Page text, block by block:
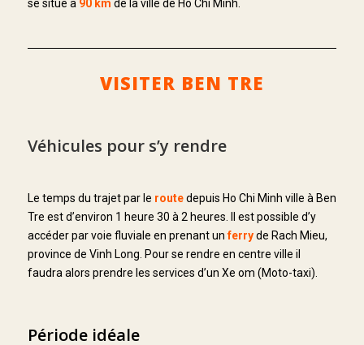
se situe à 90 km de la ville de Ho Chi Minh.
VISITER BEN TRE
Véhicules pour s’y rendre
Le temps du trajet par le routedepuis Ho Chi Minh ville à Ben
Tre est d’environ 1 heure 30 à 2 heures. Il est possible d’y
accéder par voie fluviale en prenant unferryde Rach Mieu,
province de Vinh Long. Pour se rendre en centre ville il
faudra alors prendre les services d’un Xe om (Moto-taxi).
Période idéale